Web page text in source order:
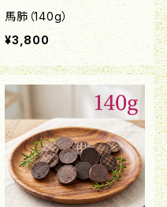
馬肺（140g）
¥3,800